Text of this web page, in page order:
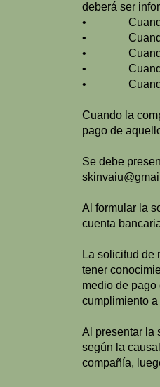
deberá ser
• Cuando
• Cuando
• Cuando no
• Cuando el
• Cuando el
Cuando la
pago de
Se debe
Al formular la
cuenta
La solicitud de
tener
medio de
cumplimiento
Al presentar la
según la
compañía,